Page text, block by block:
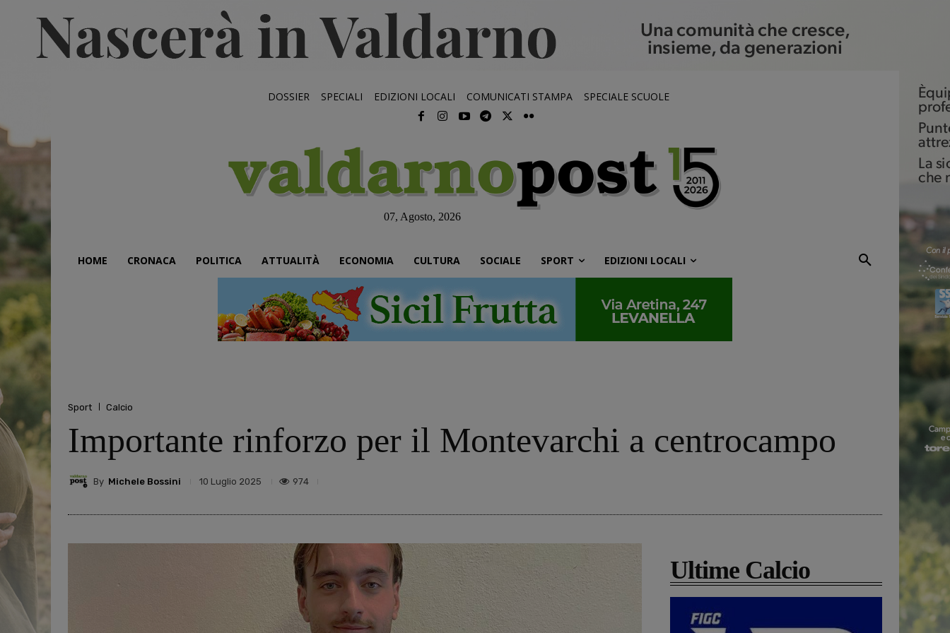
DOSSIER SPECIALI EDIZIONI LOCALI COMUNICATI STAMPA SPECIALE SCUOLE
07, Agosto, 2026
HOME CRONACA POLITICA ATTUALITÀ ECONOMIA CULTURA SOCIALE SPORT EDIZIONI LOCALI
Sport Calcio
Importante rinforzo per il Montevarchi a centrocampo
By Michele Bossini 10 Luglio 2025 974
Ultime Calcio